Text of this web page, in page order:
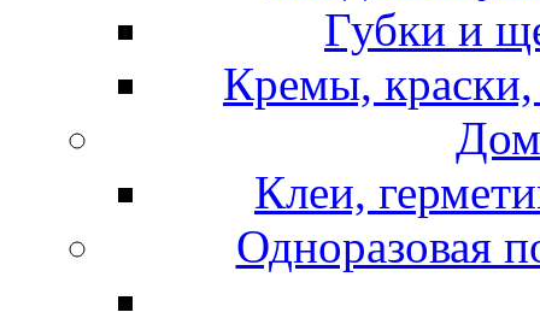
Губки и
Кремы, краски,
Клеи,
Одноразовая